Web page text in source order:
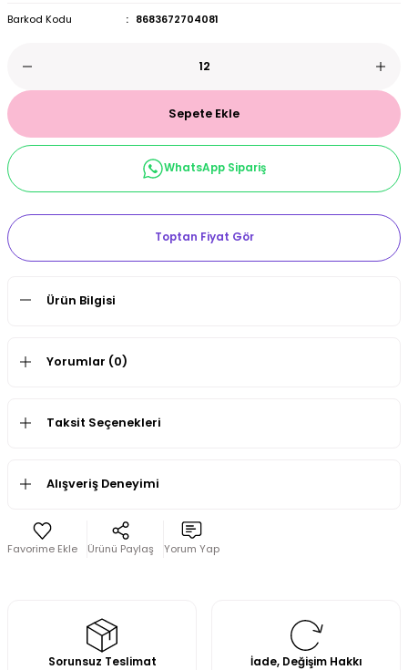
Barkod Kodu 8683672704081
Sepete Ekle
WhatsApp Sipariş
Toptan Fiyat Gör
Ürün Bilgisi
Yorumlar (0)
Taksit Seçenekleri
Alışveriş Deneyimi
Ürünü Paylaş Yorum Yap
Sorunsuz Teslimat İade, Değişim Hakkı